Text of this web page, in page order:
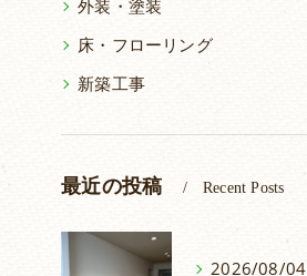
外装・塗装
床・フローリング
新築工事
最近の投稿 Recent Posts
2026/08/04